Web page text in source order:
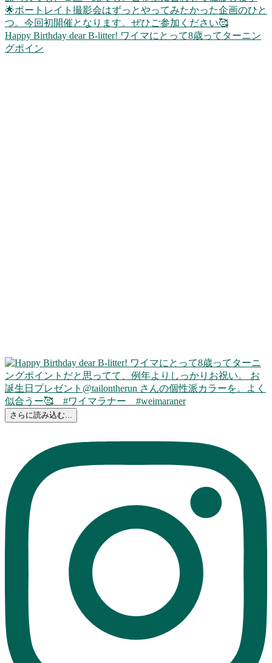
Happy Birthday dear B-litter! ワイマにとって8歳ってターニン
グポイン
さらに読み込む...